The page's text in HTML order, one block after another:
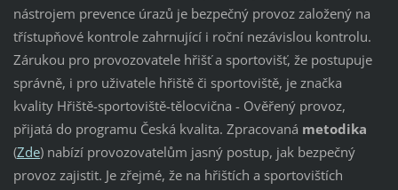
nástrojem prevence úrazů je bezpečný provoz založený na
třístupňové kontrole zahrnující i roční nezávislou kontrolu.
Zárukou pro provozovatele hřišť a sportovišť, že postupuje
správně, i pro uživatele hřiště či sportoviště, je značka
kvality Hřiště-sportoviště-tělocvična - Ověřený provoz,
přijatá do programu Česká kvalita. Zpracovaná metodika
(Zde) nabízí provozovatelům jasný postup, jak bezpečný
provoz zajistit. Je zřejmé, že na hřištích a sportovištích